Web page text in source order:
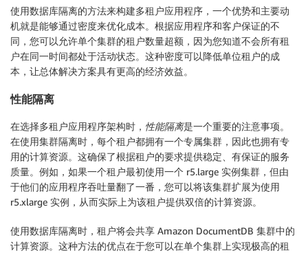
使用数据库隔离的方法来构建多租户应用程序，一个优势和主要动
机就是能够通过密度来优化成本。根据应用程序和客户保证的不
同，您可以允许单个集群的租户数量超额，因为您知道不会所有租
户在同一时间都处于活动状态。这种密度可以降低单位租户的成
本，让总体解决方案具有更高的经济效益。
性能隔离
在选择多租户应用程序架构时， 性能隔离是一个重要的注意事项。
在使用集群隔离时，每个租户都拥有一个专属集群，因此也拥有专
用的计算资源。这确保了根据租户的要求提供稳定、有保证的服务
质量。例如，如果一个租户最初使用一个 r5.large 实例集群，但由
于他们的应用程序吞吐量翻了一番，您可以将该集群扩展为使用
r5.xlarge 实例，从而实际上为该租户提供双倍的计算资源。
使用数据库隔离时，租户将会共享 Amazon DocumentDB 集群中的
计算资源。这种方法的优点在于您可以在单个集群上实现极高的租